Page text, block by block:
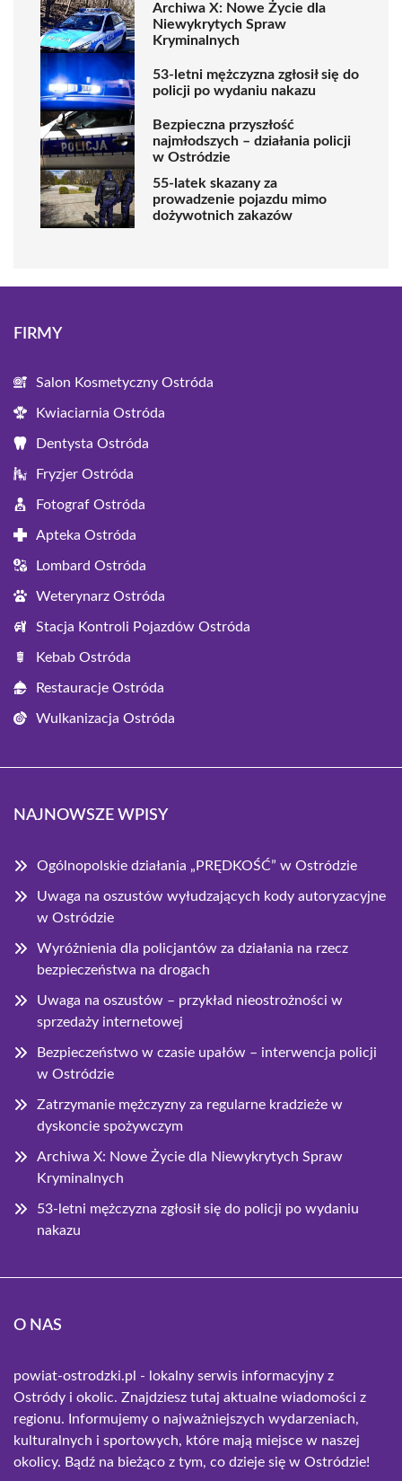
Archiwa X: Nowe Życie dla
Niewykrytych Spraw
Kryminalnych
53-letni mężczyzna zgłosił się do
policji po wydaniu nakazu
Bezpieczna przyszłość
najmłodszych – działania policji
w Ostródzie
55-latek skazany za
prowadzenie pojazdu mimo
dożywotnich zakazów
FIRMY
Salon Kosmetyczny Ostróda
Kwiaciarnia Ostróda
Dentysta Ostróda
Fryzjer Ostróda
Fotograf Ostróda
Apteka Ostróda
Lombard Ostróda
Weterynarz Ostróda
Stacja Kontroli Pojazdów Ostróda
Kebab Ostróda
Restauracje Ostróda
Wulkanizacja Ostróda
NAJNOWSZE WPISY
Ogólnopolskie działania „PRĘDKOŚĆ” w Ostródzie
Uwaga na oszustów wyłudzających kody autoryzacyjne
w Ostródzie
Wyróżnienia dla policjantów za działania na rzecz
bezpieczeństwa na drogach
Uwaga na oszustów – przykład nieostrożności w
sprzedaży internetowej
Bezpieczeństwo w czasie upałów – interwencja policji
w Ostródzie
Zatrzymanie mężczyzny za regularne kradzieże w
dyskoncie spożywczym
Archiwa X: Nowe Życie dla Niewykrytych Spraw
Kryminalnych
53-letni mężczyzna zgłosił się do policji po wydaniu
nakazu
O NAS
powiat-ostrodzki.pl - lokalny serwis informacyjny z
Ostródy i okolic. Znajdziesz tutaj aktualne wiadomości z
regionu. Informujemy o najważniejszych wydarzeniach,
kulturalnych i sportowych, które mają miejsce w naszej
okolicy. Bądź na bieżąco z tym, co dzieje się w Ostródzie!